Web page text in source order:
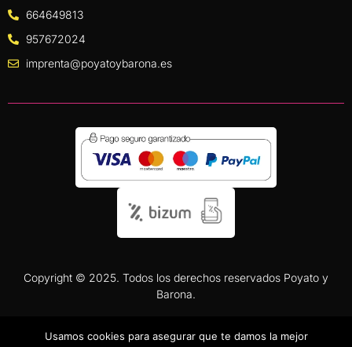
664649813
957672024
imprenta@poyatoybarona.es
Copyright © 2025. Todos los derechos reservados Poyato y
Barona.
Usamos cookies para asegurar que te damos la mejor